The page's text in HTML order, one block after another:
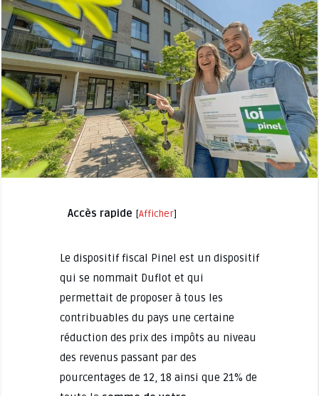
Accès rapide [Afficher]
Le dispositif fiscal Pinel est un dispositif
qui se nommait Duflot et qui
permettait de proposer à tous les
contribuables du pays une certaine
réduction des prix des impôts au niveau
des revenus passant par des
pourcentages de 12, 18 ainsi que 21% de